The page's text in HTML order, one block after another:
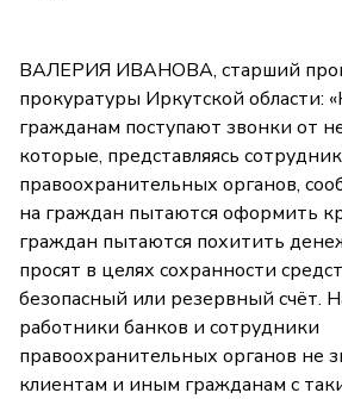
ВАЛЕРИЯ ИВАНОВА, старший
прокуратуры Иркутской области:
гражданам поступают звонки от
которые, представляясь
правоохранительных органов,
на граждан пытаются оформить
граждан пытаются похитить
просят в целях сохранности
безопасный или резервный счёт.
работники банков и сотрудники
правоохранительных органов не
клиентам и иным гражданам с